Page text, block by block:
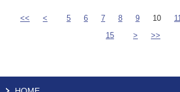
<< < 5 6 7 8 9 10
15
> >>